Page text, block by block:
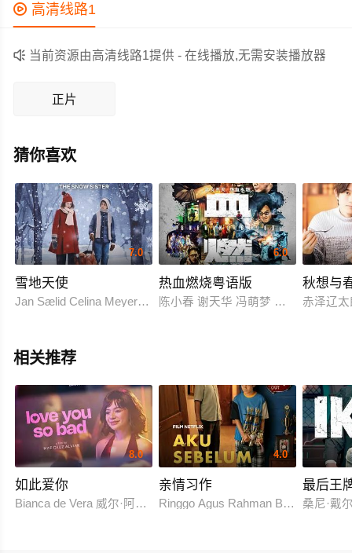
作为一部 上映的剧情电影，在当期同类题材影片中具有一
定的看点，在演员表现和剧情架构上也都有不错的亮点，
剧情紧凑，角色塑造鲜明，适合喜欢剧情类电影的观众观
 高清线路1
 当前资源由高清线路1提供 - 在线播放,无需安装播放器
正片
猜你喜欢
7.0
雪地天使
Jan Sælid Celina Meyer Hovland Mudit Gupta Ole Steinkjer Øyen
6.0
热血燃烧粤语版
陈小春 谢天华 冯萌梦 林晓峰 朱永
秋想与
赤泽辽
相关推荐
8.0
如此爱你
Bianca de Vera 威尔·阿什利·德莱昂
4.0
亲情习作
Ringgo Agus Rahman Bima Sena
最后王
桑尼·戴